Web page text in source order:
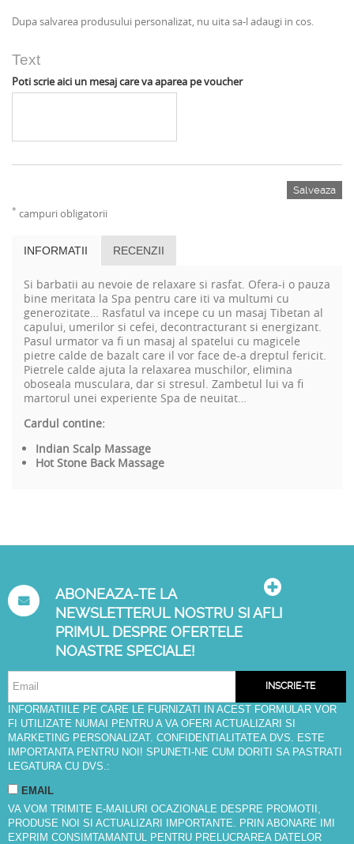
Dupa salvarea produsului personalizat, nu uita sa-l adaugi in cos.
Text
Poti scrie aici un mesaj care va aparea pe voucher
Salveaza
* campuri obligatorii
INFORMATII RECENZII
Si barbatii au nevoie de relaxare si rasfat. Ofera-i o pauza
bine meritata la Spa pentru care iti va multumi cu
generozitate… Rasfatul va incepe cu un masaj Tibetan al
capului, umerilor si cefei, decontracturant si energizant.
Pasul urmator va fi un masaj al spatelui cu magicele
pietre calde de bazalt care il vor face de-a dreptul fericit.
Pietrele calde ajuta la relaxarea muschilor, elimina
oboseala musculara, dar si stresul. Zambetul lui va fi
martorul unei experiente Spa de neuitat…
Cardul contine:
Indian Scalp Massage
Hot Stone Back Massage
ABONEAZA-TE LA
NEWSLETTERUL NOSTRU SI AFLI
PRIMUL DESPRE OFERTELE
NOASTRE SPECIALE!
INSCRIE-TE
INFORMATIILE PE CARE LE FURNIZATI IN ACEST FORMULAR VOR
FI UTILIZATE NUMAI PENTRU A VA OFERI ACTUALIZARI SI
MARKETING PERSONALIZAT. CONFIDENTIALITATEA DVS. ESTE
IMPORTANTA PENTRU NOI! SPUNETI-NE CUM DORITI SA PASTRATI
LEGATURA CU DVS.:
EMAIL
VA VOM TRIMITE E-MAILURI OCAZIONALE DESPRE PROMOTII,
PRODUSE NOI SI ACTUALIZARI IMPORTANTE. PRIN ABONARE IMI
EXPRIM CONSIMTAMANTUL PENTRU PRELUCRAREA DATELOR